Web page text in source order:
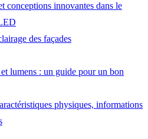
conceptions innovantes dans le
des façades
lumens : un guide pour un bon
physiques, informations